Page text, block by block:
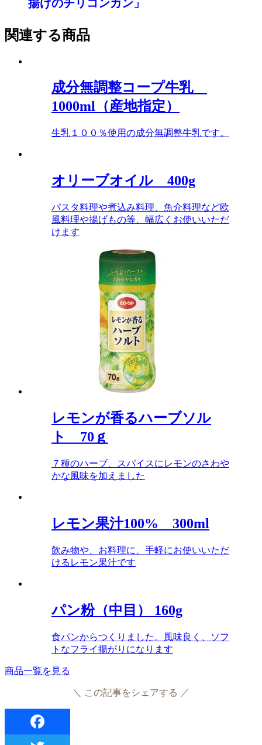
揚げのチリコンカン」
関連する商品
成分無調整コープ牛乳
1000ml（産地指定）
生乳１００％使用の成分無調整牛乳です。
オリーブオイル 400g
パスタ料理や煮込み料理、魚介料理など欧
風料理や揚げもの等、幅広くお使いいただ
けます
レモンが香るハーブソル
ト 70ｇ
７種のハーブ、スパイスにレモンのさわや
かな風味を加えました
レモン果汁100% 300ml
飲み物や、お料理に、手軽にお使いいただ
けるレモン果汁です
パン粉（中目） 160g
食パンからつくりました。風味良く、ソフ
トなフライ揚がりになります
商品一覧を見る
＼ この記事をシェアする ／